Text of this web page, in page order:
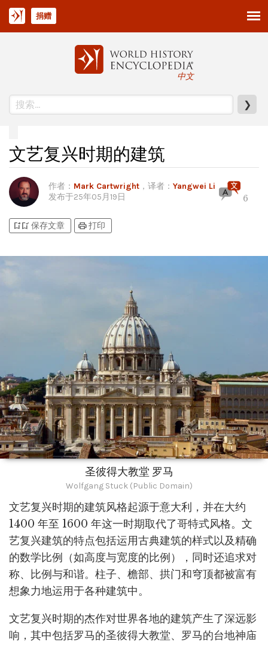
中文
❯
捐赠
文艺复兴时期的建筑
作者 ： Mark Cartwright ，译者： Yangwei Li
发布于25年05月19日 6
bookmark_addbookmark_added 保存文章 print打印
圣彼得大教堂 罗马
Wolfgang Stuck (Public Domain)
文艺复兴时期的建筑风格起源于意大利，并在大约
1400 年至 1600 年这一时期取代了哥特式风格。文
艺复兴建筑的特点包括运用古典建筑的样式以及精确
的数学比例（如高度与宽度的比例），同时还追求对
称、比例与和谐。柱子、檐部、拱门和穹顶都被富有
想象力地运用于各种建筑中。
文艺复兴时期的杰作对世界各地的建筑产生了深远影
响，其中包括罗马的圣彼得大教堂、罗马的台地神庙